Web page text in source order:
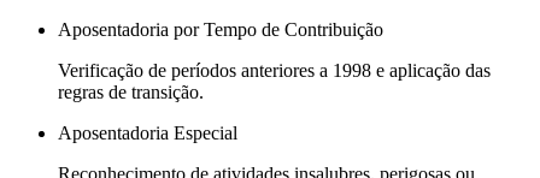
Aposentadoria por Tempo de Contribuição
Verificação de períodos anteriores a 1998 e aplicação das
regras de transição.
Aposentadoria Especial
Reconhecimento de atividades insalubres, perigosas ou